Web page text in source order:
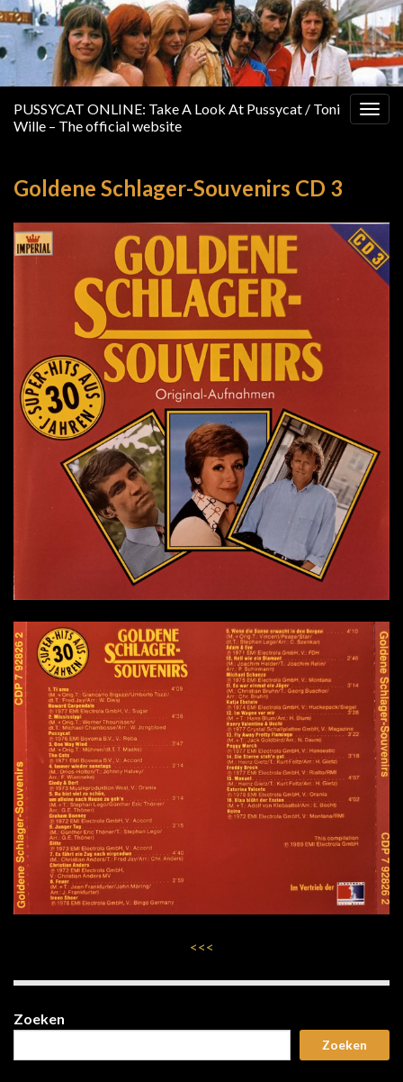
PUSSYCAT ONLINE: Take A Look At Pussycat / Toni
Wille – The official website
Goldene Schlager-Souvenirs CD 3
<<<
Zoeken
Zoeken